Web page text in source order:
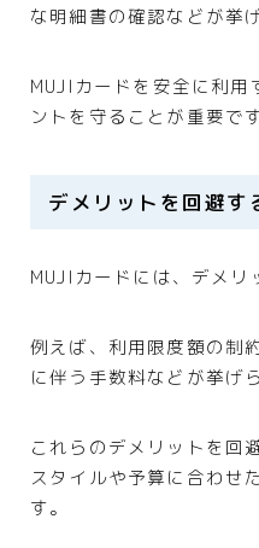
な明細書の確認などが挙
MUJIカードを安全に利用
ントを守ることが重要です
デメリットを回避す
MUJIカードには、デメリ
例えば、利用限度額の制
に伴う手数料などが挙げ
これらのデメリットを回
スタイルや予算に合わせ
す。